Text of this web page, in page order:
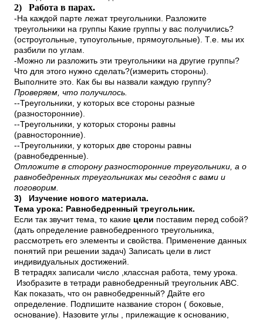
2)
Работа в парах.
-На каждой парте лежат треугольники. Разложите
треугольники на группы Какие группы у вас получились?
(остроугольные, тупоугольные, прямоугольные). Т.е. мы их
разбили по углам.
-Можно ли разложить эти треугольники на другие группы?
Что для этого нужно сделать?(измерить стороны).
Выполните это. Как бы вы назвали каждую группу?
Проверяем, что получилось.
--Треугольники, у которых все стороны разные
(разносторонние).
--Треугольники, у которых стороны равны
(равносторонние).
--Треугольники, у которых две стороны равны
(равнобедренные).
Отложите в сторону разносторонние треугольники, а о
равнобедренных треугольниках мы сегодня с вами и
поговорим.
3)
Изучение нового материала.
Тема урока: Равнобедренный треугольник.
Если так звучит тема, то какие цели поставим перед собой?
(дать определение равнобедренного треугольника,
рассмотреть его элементы и свойства. Применение данных
понятий при решении задач) Записать цели в лист
индивидуальных достижений.
В тетрадях записали число ,классная работа, тему урока.
Изобразите в тетради равнобедренный треугольник АВС.
Как показать, что он равнобедренный? Дайте его
определение. Подпишите название сторон ( боковые,
основание). Назовите углы , прилежащие к основанию,